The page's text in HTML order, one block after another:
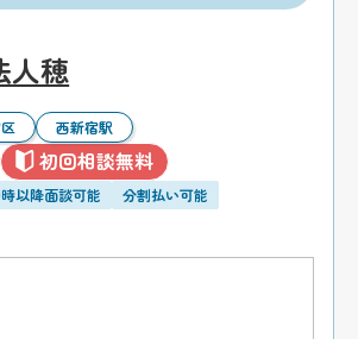
人穂
西新宿駅
初回相談無料
以降面談可能
分割払い可能